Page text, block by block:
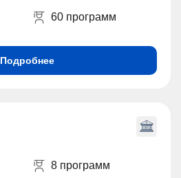
60 программ
Подробнее
8 программ